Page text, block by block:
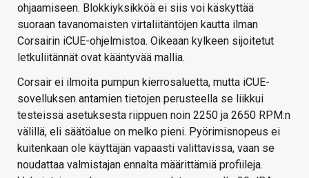
ohjaamiseen. Blokkiyksikköä ei siis voi käskyttää
suoraan tavanomaisten virtaliitäntöjen kautta ilman
Corsairin iCUE-ohjelmistoa. Oikeaan kylkeen sijoitetut
letkuliitännät ovat kääntyvää mallia.
Corsair ei ilmoita pumpun kierrosaluetta, mutta iCUE-
sovelluksen antamien tietojen perusteella se liikkui
testeissä asetuksesta riippuen noin 2250 ja 2650 RPM:n
välillä, eli säätöalue on melko pieni. Pyörimisnopeus ei
kuitenkaan ole käyttäjän vapaasti valittavissa, vaan se
noudattaa valmistajan ennalta määrittämiä profiileja.